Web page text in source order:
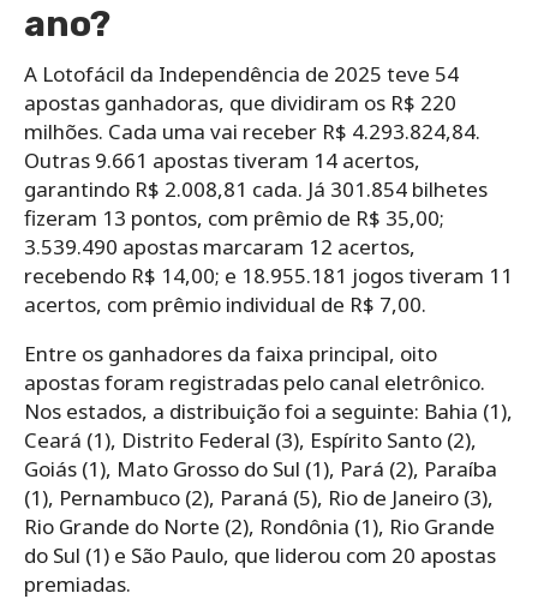
ano?
A Lotofácil da Independência de 2025 teve 54
apostas ganhadoras, que dividiram os R$ 220
milhões. Cada uma vai receber R$ 4.293.824,84.
Outras 9.661 apostas tiveram 14 acertos,
garantindo R$ 2.008,81 cada. Já 301.854 bilhetes
fizeram 13 pontos, com prêmio de R$ 35,00;
3.539.490 apostas marcaram 12 acertos,
recebendo R$ 14,00; e 18.955.181 jogos tiveram 11
acertos, com prêmio individual de R$ 7,00.
Entre os ganhadores da faixa principal, oito
apostas foram registradas pelo canal eletrônico.
Nos estados, a distribuição foi a seguinte: Bahia (1),
Ceará (1), Distrito Federal (3), Espírito Santo (2),
Goiás (1), Mato Grosso do Sul (1), Pará (2), Paraíba
(1), Pernambuco (2), Paraná (5), Rio de Janeiro (3),
Rio Grande do Norte (2), Rondônia (1), Rio Grande
do Sul (1) e São Paulo, que liderou com 20 apostas
premiadas.